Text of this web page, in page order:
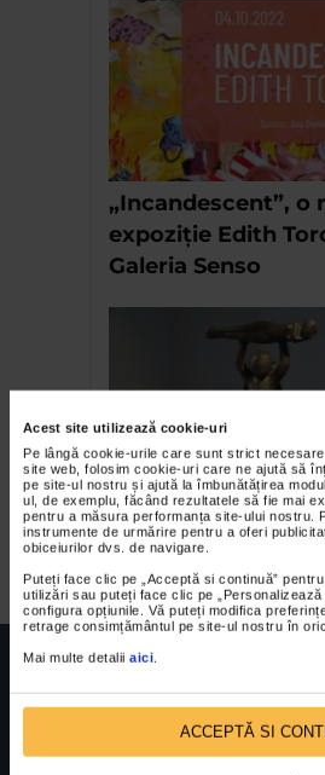
Acest site utilizează cookie-uri
Pe lângă cookie-urile care sunt strict
site web, folosim cookie-uri care ne ajută să
pe site-ul nostru și ajută la îmbunătățirea
ul, de exemplu, făcând rezultatele să fie mai
pentru a măsura performanța site-ului nostru.
instrumente de urmărire pentru a oferi
obiceiurilor dvs. de navigare.
Puteți face clic pe „Acceptă si continuă”
utilizări sau puteți face clic pe
configura opțiunile. Vă puteți modifica
retrage consimțământul pe site-ul nostru în
Mai multe detalii aici
ACCEPTĂ SI
„Incandescent”, o
expoziție Edith
Galeria Senso
Virgil Scripcariu,
Supermam